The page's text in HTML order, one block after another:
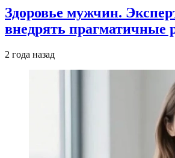
Здоровье мужчин.
внедрять прагматичные
2 года назад